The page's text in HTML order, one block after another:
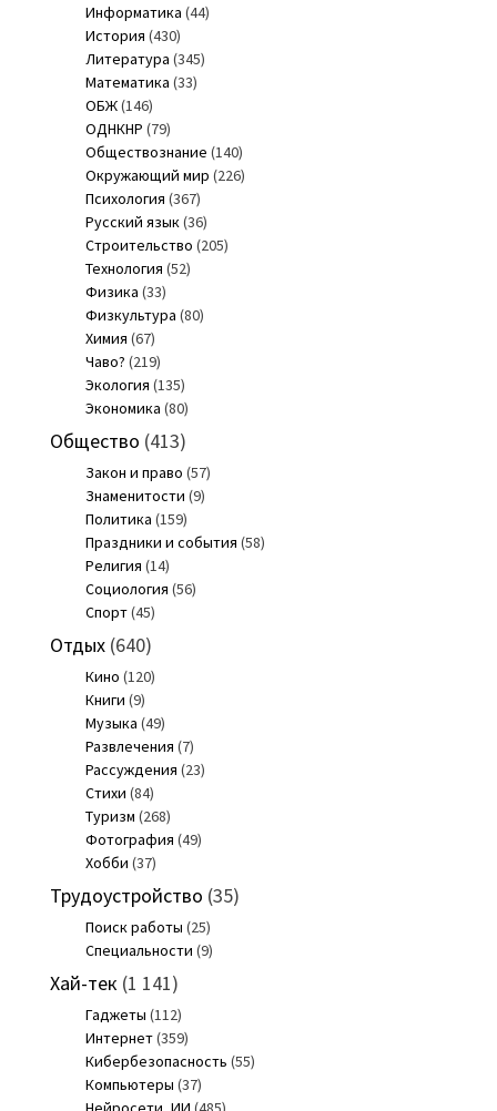
Информатика (44)
История (430)
Литература (345)
Математика (33)
ОБЖ(146)
ОДНКНР (79)
Обществознание (140)
Окружающий мир (226)
Психология (367)
Русский язык(36)
Строительство (205)
Технология (52)
Физика (33)
Физкультура (80)
Химия (67)
Чаво? (219)
Экология (135)
Экономика (80)
Общество (413)
Закон и право (57)
Знаменитости (9)
Политика (159)
Праздники и события (58)
Религия (14)
Социология (56)
Спорт(45)
Отдых(640)
Кино (120)
Книги (9)
Музыка (49)
Развлечения (7)
Рассуждения (23)
Стихи (84)
Туризм (268)
Фотография (49)
Хобби (37)
Трудоустройство (35)
Поиск работы (25)
Специальности (9)
Хай-тек (1 141)
Гаджеты (112)
Интернет(359)
Кибербезопасность (55)
Компьютеры (37)